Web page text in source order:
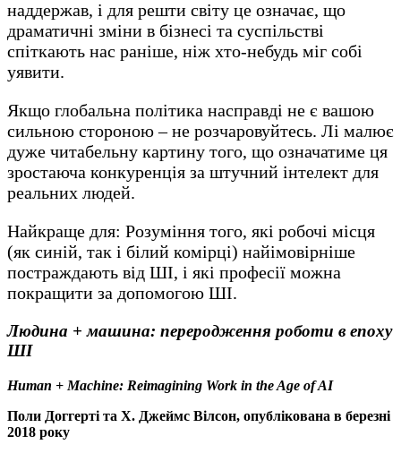
наддержав, і для решти світу це означає, що
драматичні зміни в бізнесі та суспільстві
спіткають нас раніше, ніж хто-небудь міг собі
уявити.
Якщо глобальна політика насправді не є вашою
сильною стороною – не розчаровуйтесь. Лі малює
дуже читабельну картину того, що означатиме ця
зростаюча конкуренція за штучний інтелект для
реальних людей.
Найкраще для: Розуміння того, які робочі місця
(як синій, так і білий комірці) найімовірніше
постраждають від ШІ, і які професії можна
покращити за допомогою ШІ.
Людина + машина: переродження роботи в епоху
ШІ
Human + Machine: Reimagining Work in the Age of AI
Поли Доггерті та Х. Джеймс Вілсон, опублікована в березні
2018 року